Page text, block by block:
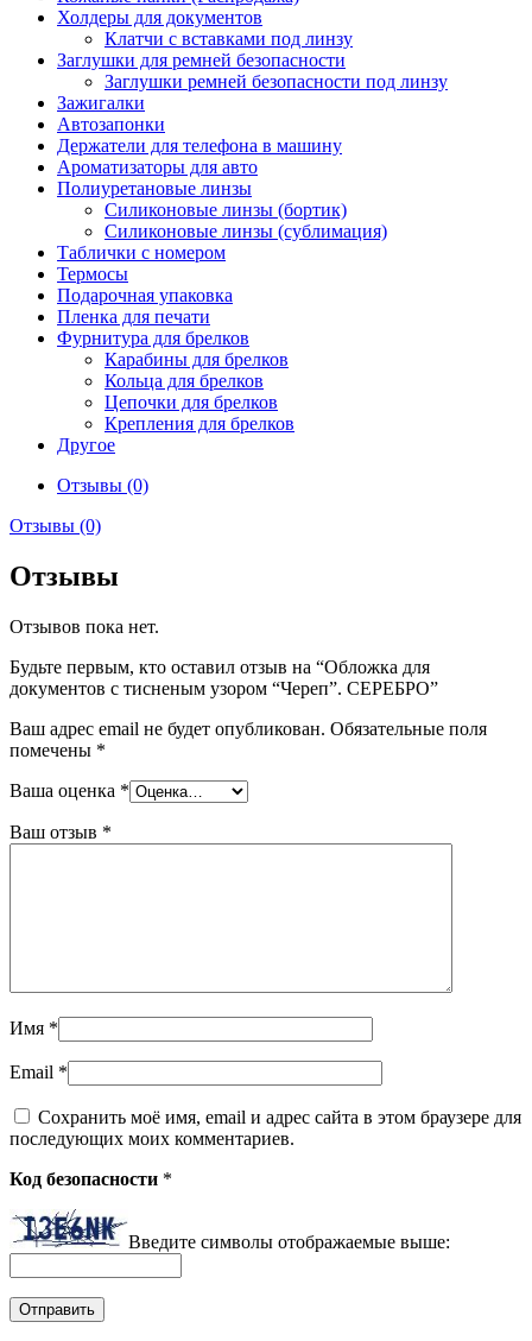
Холдеры для документов
Клатчи с вставками под линзу
Заглушки для ремней безопасности
Заглушки ремней безопасности под линзу
Зажигалки
Автозапонки
Держатели для телефона в машину
Ароматизаторы для авто
Полиуретановые линзы
Силиконовые линзы (бортик)
Силиконовые линзы (сублимация)
Таблички с номером
Термосы
Подарочная упаковка
Пленка для печати
Фурнитура для брелков
Карабины для брелков
Кольца для брелков
Цепочки для брелков
Крепления для брелков
Другое
Отзывы (0)
Отзывы (0)
Отзывы
Отзывов пока нет.
Будьте первым, кто оставил отзыв на “Обложка для
документов с тисненым узором “Череп”. СЕРЕБРО”
Ваш адрес email не будет опубликован. Обязательные поля
помечены *
Ваша оценка *
Ваш отзыв *
Имя *
Email *
Сохранить моё имя, email и адрес сайта в этом браузере для
последующих моих комментариев.
Код безопасности *
Введите символы отображаемые выше: